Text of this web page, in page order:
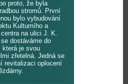
proto, že byla
stromů. První
bylo vybudování
Kulturního a
na ulici J. K.
dostáváme do
která je svou
zřetelná. Jedná se
revitalizaci oplocení